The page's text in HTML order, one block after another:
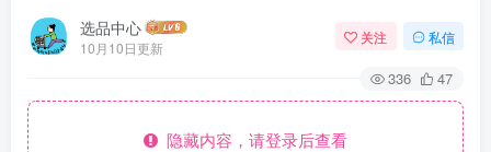
选品中心
10月10日更新
关注 私信
336 47
隐藏内容，请登录后查看